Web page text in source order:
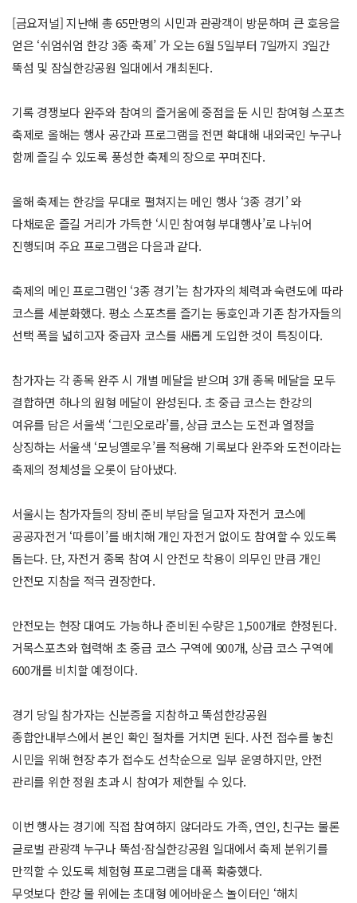
[금요저널] 지난해 총 65만명의 시민과 관광객이 방문하며 큰 호응을
얻은 ‘쉬엄쉬엄 한강 3종 축제’ 가 오는 6월 5일부터 7일까지 3일간
뚝섬 및 잠실한강공원 일대에서 개최된다.
기록 경쟁보다 완주와 참여의 즐거움에 중점을 둔 시민 참여형 스포츠
축제로 올해는 행사 공간과 프로그램을 전면 확대해 내외국인 누구나
함께 즐길 수 있도록 풍성한 축제의 장으로 꾸며진다.
올해 축제는 한강을 무대로 펼쳐지는 메인 행사 ‘3종 경기’ 와
다채로운 즐길 거리가 가득한 ‘시민 참여형 부대행사’로 나뉘어
진행되며 주요 프로그램은 다음과 같다.
축제의 메인 프로그램인 ‘3종 경기’는 참가자의 체력과 숙련도에 따라
코스를 세분화했다. 평소 스포츠를 즐기는 동호인과 기존 참가자들의
선택 폭을 넓히고자 중급자 코스를 새롭게 도입한 것이 특징이다.
참가자는 각 종목 완주 시 개별 메달을 받으며 3개 종목 메달을 모두
결합하면 하나의 원형 메달이 완성된다. 초 중급 코스는 한강의
여유를 담은 서울색 ‘그린오로라’를, 상급 코스는 도전과 열정을
상징하는 서울색 ‘모닝옐로우’를 적용해 기록보다 완주와 도전이라는
축제의 정체성을 오롯이 담아냈다.
서울시는 참가자들의 장비 준비 부담을 덜고자 자전거 코스에
공공자전거 ‘따릉이’를 배치해 개인 자전거 없이도 참여할 수 있도록
돕는다. 단, 자전거 종목 참여 시 안전모 착용이 의무인 만큼 개인
안전모 지참을 적극 권장한다.
안전모는 현장 대여도 가능하나 준비된 수량은 1,500개로 한정된다.
거목스포츠와 협력해 초 중급 코스 구역에 900개, 상급 코스 구역에
600개를 비치할 예정이다.
경기 당일 참가자는 신분증을 지참하고 뚝섬한강공원
종합안내부스에서 본인 확인 절차를 거치면 된다. 사전 접수를 놓친
시민을 위해 현장 추가 접수도 선착순으로 일부 운영하지만, 안전
관리를 위한 정원 초과 시 참여가 제한될 수 있다.
이번 행사는 경기에 직접 참여하지 않더라도 가족, 연인, 친구는 물론
글로벌 관광객 누구나 뚝섬·잠실한강공원 일대에서 축제 분위기를
만끽할 수 있도록 체험형 프로그램을 대폭 확충했다.
무엇보다 한강 물 위에는 초대형 에어바운스 놀이터인 ‘해치